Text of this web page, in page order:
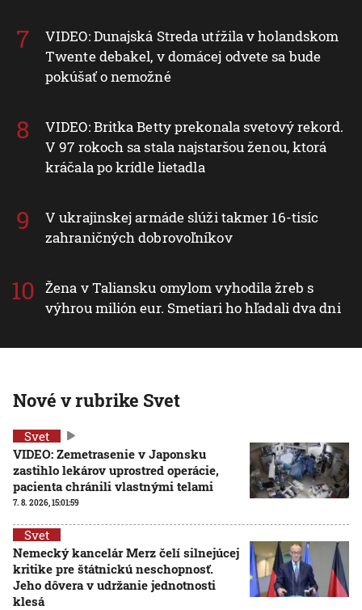
VIDEO: Dunajská Streda utŕžila v holandskom
Twente debakel, v domácej odvete sa bude
pokúšať o nemožné
VIDEO: Britka Betty prekonala svetový rekord.
V 97 rokoch sa stala najstaršou ženou, ktorá
kráčala po krídle lietadla
V ukrajinskej armáde slúži takmer 16-tisíc
zahraničných dobrovoľníkov
Žena v Taliansku omylom vyhodila žreb s
výhrou milión eur. Smetiari ho hľadali dva dni
Nové v rubrike Svet
Svet
VIDEO: Zemetrasenie v Japonsku
zastihlo lekárov uprostred operácie,
pacienta chránili vlastnými telami
7. 8. 2026, 15:01:59
Svet
Nemecký kancelár Merz čelí silnejúcej
kritike pre štátnickú neschopnosť.
Jeho dôvera v udržanie jednotnosti
klesá